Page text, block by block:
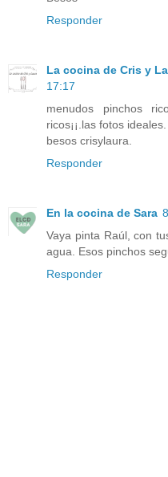
Responder
La cocina de Cris y
17:17
menudos pinchos
ricos¡¡.las fotos ideales.
besos crisylaura.
Responder
En la cocina de Sara
Vaya pinta Raúl, con
agua. Esos pinchos
Responder